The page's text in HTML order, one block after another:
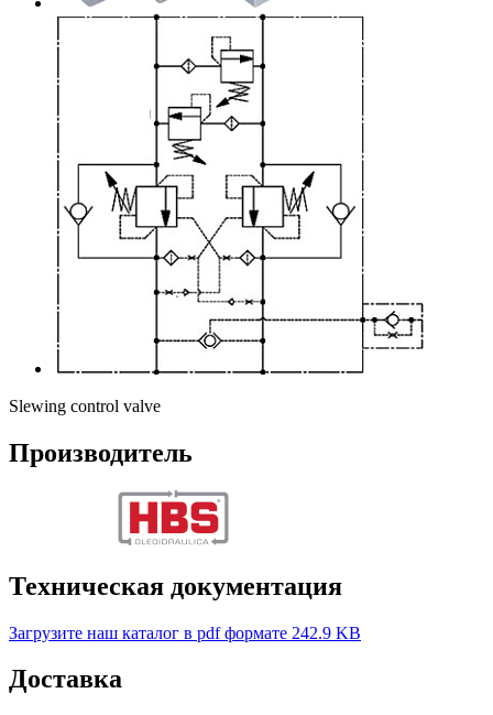
Slewing control valve
Производитель
Техническая документация
Загрузите наш каталог в pdf формате 242.9 KB
Доставка